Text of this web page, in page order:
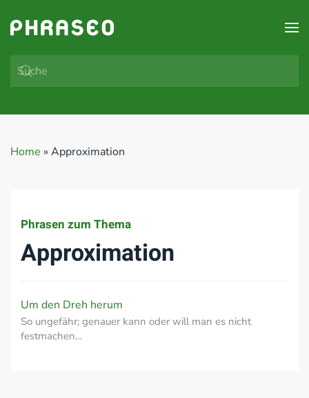
Zum Hauptinhalt springen
Home » Approximation
Phrasen zum Thema
Approximation
Um den Dreh herum
So ungefähr; genauer kann oder will man es nicht
festmachen…